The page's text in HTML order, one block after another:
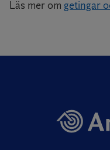
Läs mer om getingar